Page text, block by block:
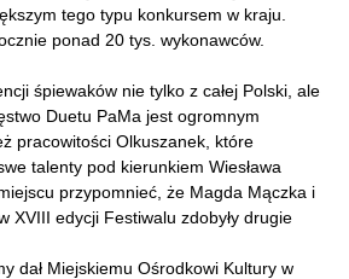
tego typu konkursem w kraju.
ponad 20 tys. wykonawców.
śpiewaków nie tylko z całej Polski, ale
Duetu PaMa jest ogromnym
pracowitości Olkuszanek, które
talenty pod kierunkiem Wiesława
przypomnieć, że Magda Mączka i
XVIII edycji Festiwalu zdobyły drugie
dał Miejskiemu Ośrodkowi Kultury w